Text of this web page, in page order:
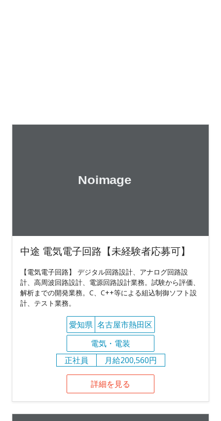
中途 電気電子回路【未経験者応募可】
【電気電子回路】 デジタル回路設計、アナログ回路設
計、高周波回路設計、電源回路設計業務。試験から評価、
解析までの開発業務。C、C++等による組込制御ソフト設
計、テスト業務。
愛知県 名古屋市熱田区
電気・電装
正社員
月給200,560円
詳細を見る